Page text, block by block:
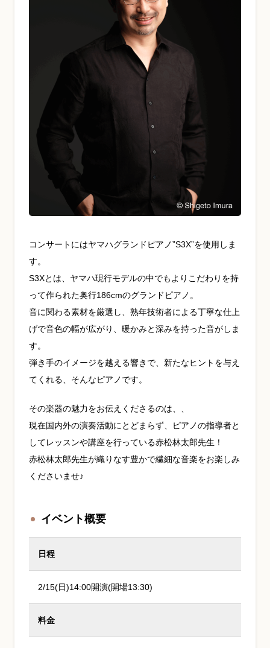
大阪府大阪市中央区北久宝寺町3丁目3−4
YouTube 公式チャンネル
三木楽器 開成館
ピアノ弾き比べ、過去のコンサートな
ど動画で発信中！
サイトマップ 個人情報の取り扱い 特定商品取引法表記
コンサートにはヤマハグランドピアノ”S3X”を使用しま
す。
S3Xとは、ヤマハ現行モデルの中でもよりこだわりを持
って作られた奥行186cmのグランドピアノ。
音に関わる素材を厳選し、熟年技術者による丁寧な仕上
げで音色の幅が広がり、暖かみと深みを持った音がしま
す。
弾き手のイメージを越える響きで、新たなヒントを与え
てくれる、そんなピアノです。
その楽器の魅力をお伝えくださるのは、、
現在国内外の演奏活動にとどまらず、ピアノの指導者と
してレッスンや講座を行っている赤松林太郎先生！
赤松林太郎先生が織りなす豊かで繊細な音楽をお楽しみ
くださいませ♪
イベント概要
日程
2/15(日)14:00開演(開場13:30)
料金